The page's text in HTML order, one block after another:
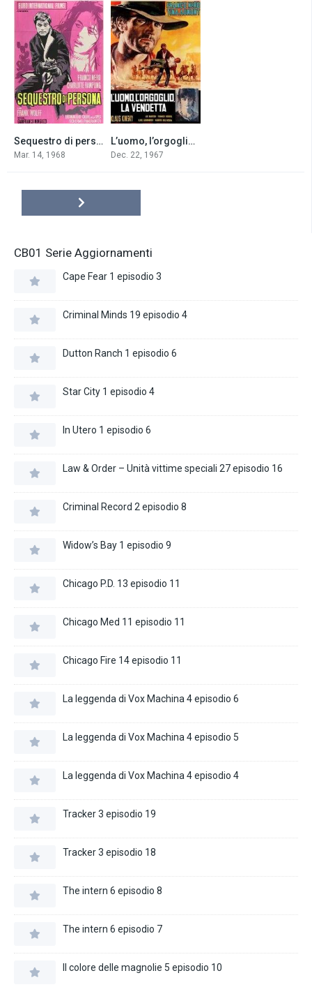
6.5Sequestro di persona (1968)
Mar. 14, 1968
6.1
L’uomo, l’orgoglio, la vendetta (1967)
Dec. 22, 1967
CB01 Serie Aggiornamenti
Cape Fear 1 episodio 3
Criminal Minds 19 episodio 4
Dutton Ranch 1 episodio 6
Star City 1 episodio 4
In Utero 1 episodio 6
Law & Order – Unità vittime speciali 27 episodio 16
Criminal Record 2 episodio 8
Widow’s Bay 1 episodio 9
Chicago P.D. 13 episodio 11
Chicago Med 11 episodio 11
Chicago Fire 14 episodio 11
La leggenda di Vox Machina 4 episodio 6
La leggenda di Vox Machina 4 episodio 5
La leggenda di Vox Machina 4 episodio 4
Tracker 3 episodio 19
Tracker 3 episodio 18
The intern 6 episodio 8
The intern 6 episodio 7
Il colore delle magnolie 5 episodio 10